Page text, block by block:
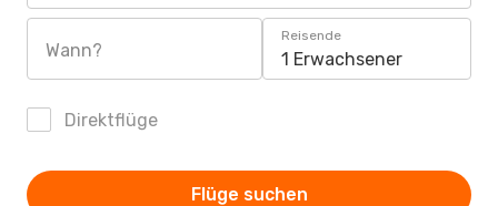
Wann?
Reisende
1 Erwachsener
Direktflüge
Flüge suchen